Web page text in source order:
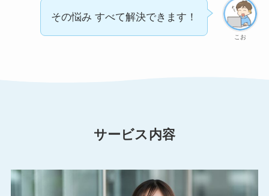
こお
その悩み すべて解決できます！
サービス内容